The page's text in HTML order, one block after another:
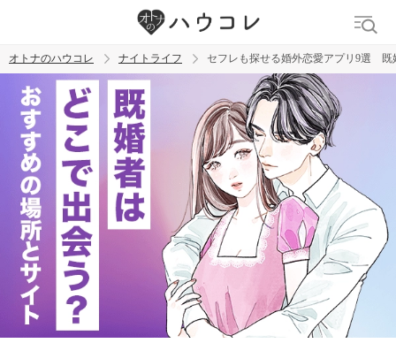
トレンド ワード
ラブグッズ 乳首
オトナのハウコレ ナイトライフ セフレも探せる婚外恋愛アプリ9選 既